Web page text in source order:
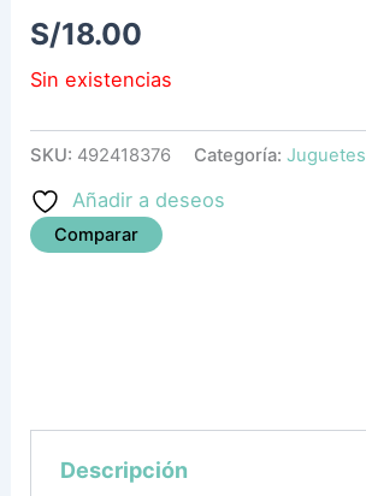
S/18.00
Sin existencias
SKU: 492418376 Categoría:Juguetes
Añadir a deseos
Comparar
Descripción